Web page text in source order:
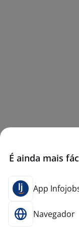
É ainda mais
App
Navegador